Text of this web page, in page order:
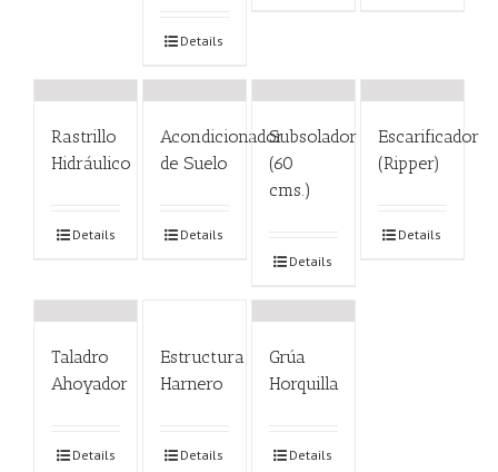
Details
Rastrillo
Hidráulico
Details
Acondicionador
de Suelo
Details
Subsolador
(60
cms.)
Details
Escarificador
(Ripper)
Details
Taladro
Ahoyador
Details
Estructura
Harnero
Details
Grúa
Horquilla
Details